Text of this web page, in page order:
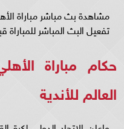
مشاهدة بث مباشر مباراة
تفعيل البث المباشر
حكام مباراة
العالم للأندية